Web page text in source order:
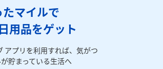
マイルで
用品をゲット
アプリを利用すれば、気がつ
貯まっている生活へ